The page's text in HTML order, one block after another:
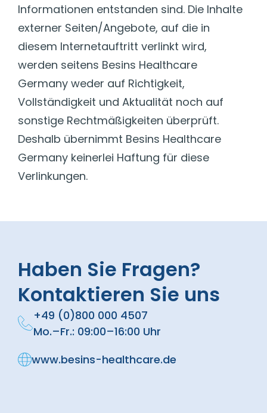
Informationen entstanden sind. Die Inhalte
externer Seiten/Angebote, auf die in
diesem Internetauftritt verlinkt wird,
werden seitens Besins Healthcare
Germany weder auf Richtigkeit,
Vollständigkeit und Aktualität noch auf
sonstige Rechtmäßigkeiten überprüft.
Deshalb übernimmt Besins Healthcare
Germany keinerlei Haftung für diese
Verlinkungen.
Haben Sie Fragen?
Kontaktieren Sie uns
+49 (0)800 000 4507
Mo.–Fr.: 09:00–16:00 Uhr
www.besins-healthcare.de